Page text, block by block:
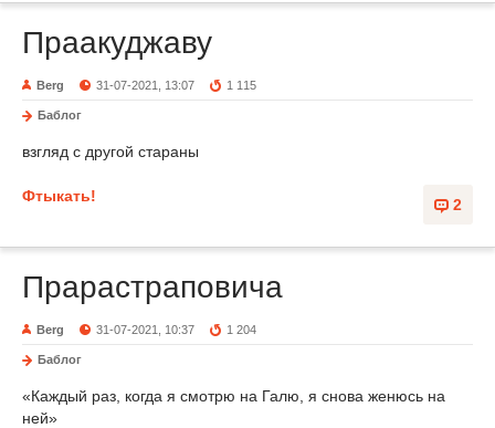
Праакуджаву
Berg 31-07-2021, 13:07 1 115
Баблог
взгляд с другой стараны
2
Фтыкать!
Прарастраповича
Berg 31-07-2021, 10:37 1 204
Баблог
«Каждый раз, когда я смотрю на Галю, я снова женюсь на
ней»